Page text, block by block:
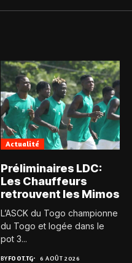
Actualité
Préliminaires LDC:
Les Chauffeurs
retrouvent les Mimos
L’ASCK du Togo championne
du Togo et logée dans le
pot 3...
BYFOOT.TG 6 AOÛT 2026